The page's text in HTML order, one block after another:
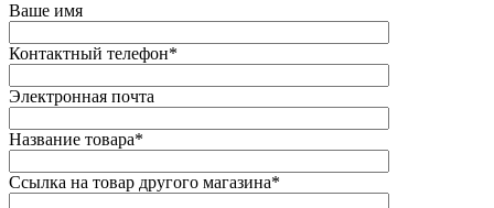
Ваше имя
Контактный телефон*
Электронная почта
Название товара*
Ссылка на товар другого магазина*